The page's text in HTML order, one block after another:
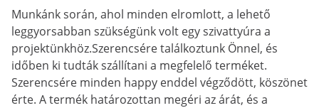
Munkánk során, ahol minden elromlott, a lehető
leggyorsabban szükségünk volt egy szivattyúra a
projektünkhöz.Szerencsére találkoztunk Önnel, és
időben ki tudták szállítani a megfelelő terméket.
Szerencsére minden happy enddel végződött, köszönet
érte. A termék határozottan megéri az árát, és a